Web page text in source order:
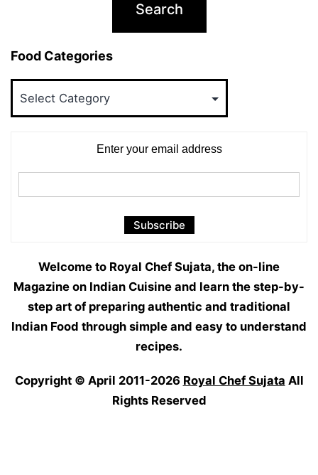
Food Categories
Enter your email address
Welcome to Royal Chef Sujata, the on-line
Magazine on Indian Cuisine and learn the step-by-
step art of preparing authentic and traditional
Indian Food through simple and easy to understand
recipes.
Copyright © April 2011-2026 Royal Chef Sujata All
Rights Reserved